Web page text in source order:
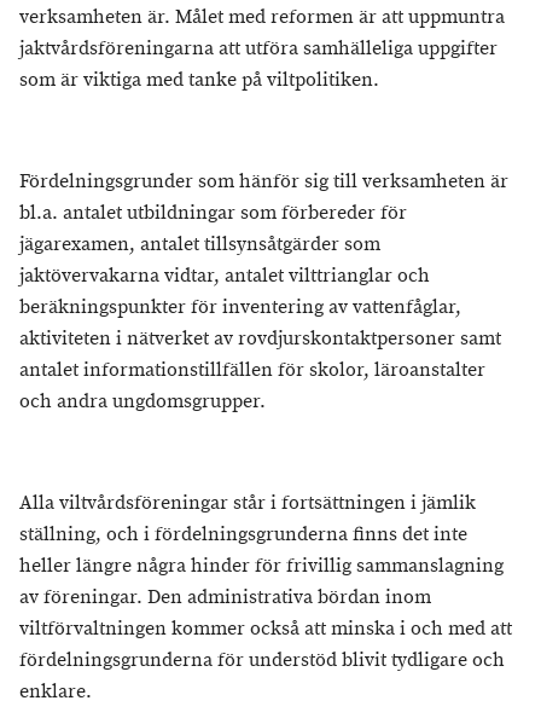
verksamheten är. Målet med reformen är att uppmuntra
jaktvårdsföreningarna att utföra samhälleliga uppgifter
som är viktiga med tanke på viltpolitiken.
Fördelningsgrunder som hänför sig till verksamheten är
bl.a. antalet utbildningar som förbereder för
jägarexamen, antalet tillsynsåtgärder som
jaktövervakarna vidtar, antalet vilttrianglar och
beräkningspunkter för inventering av vattenfåglar,
aktiviteten i nätverket av rovdjurskontaktpersoner samt
antalet informationstillfällen för skolor, läroanstalter
och andra ungdomsgrupper.
Alla viltvårdsföreningar står i fortsättningen i jämlik
ställning, och i fördelningsgrunderna finns det inte
heller längre några hinder för frivillig sammanslagning
av föreningar. Den administrativa bördan inom
viltförvaltningen kommer också att minska i och med att
fördelningsgrunderna för understöd blivit tydligare och
enklare.